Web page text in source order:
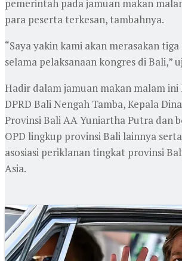
pemerintah pada jamuan makan
para peserta terkesan, tambahnya.
“Saya yakin kami akan merasakan
selama pelaksanaan kongres di Bali,”
Hadir dalam jamuan makan malam ini
DPRD Bali Nengah Tamba, Kepala
Provinsi Bali AA Yuniartha Putra dan
OPD lingkup provinsi Bali lainnya
asosiasi periklanan tingkat provinsi
Asia.